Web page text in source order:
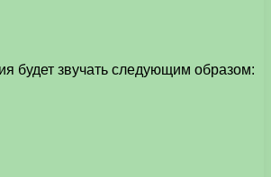
будет звучать следующим образом: